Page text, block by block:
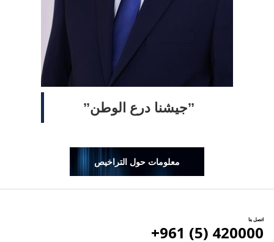
ˮجيشنا درع الوطنˮ
معلومات حول التراخيص
اتصل بنا
420000 (5) 961+